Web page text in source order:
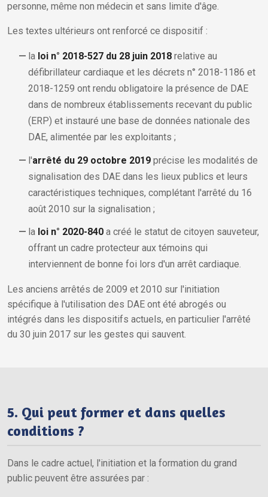
personne, même non médecin et sans limite d'âge.
Les textes ultérieurs ont renforcé ce dispositif :
la loi n° 2018-527 du 28 juin 2018 relative au
défibrillateur cardiaque et les décrets n° 2018-1186 et
2018-1259 ont rendu obligatoire la présence de DAE
dans de nombreux établissements recevant du public
(ERP) et instauré une base de données nationale des
DAE, alimentée par les exploitants ;
l'arrêté du 29 octobre 2019 précise les modalités de
signalisation des DAE dans les lieux publics et leurs
caractéristiques techniques, complétant l'arrêté du 16
août 2010 sur la signalisation ;
la loi n° 2020-840 a créé le statut de citoyen sauveteur,
offrant un cadre protecteur aux témoins qui
interviennent de bonne foi lors d'un arrêt cardiaque.
Les anciens arrêtés de 2009 et 2010 sur l'initiation
spécifique à l'utilisation des DAE ont été abrogés ou
intégrés dans les dispositifs actuels, en particulier l'arrêté
du 30 juin 2017 sur les gestes qui sauvent.
5. Qui peut former et dans quelles
conditions ?
Dans le cadre actuel, l'initiation et la formation du grand
public peuvent être assurées par :